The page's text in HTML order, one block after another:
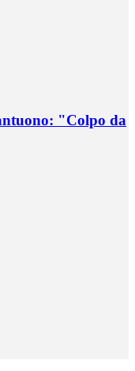
"Colpo da